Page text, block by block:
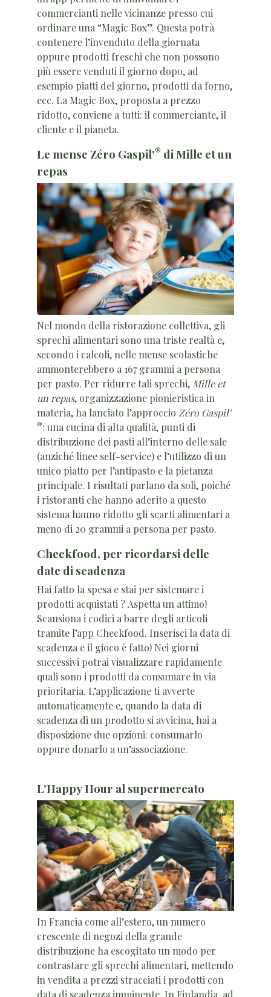
commercianti nelle vicinanze presso cui
ordinare una “Magic Box”. Questa potrà
contenere l’invenduto della giornata
oppure prodotti freschi che non possono
più essere venduti il giorno dopo, ad
esempio piatti del giorno, prodotti da forno,
ecc. La Magic Box, proposta a prezzo
ridotto, conviene a tutti: il commerciante, il
cliente e il pianeta.
Le mense Zéro Gaspil'® di Mille et un
repas
Nel mondo della ristorazione collettiva, gli
sprechi alimentari sono una triste realtà e,
secondo i calcoli, nelle mense scolastiche
ammonterebbero a 167 grammi a persona
per pasto. Per ridurre tali sprechi, Mille et
un repas, organizzazione pionieristica in
materia, ha lanciato l’approccio Zéro Gaspil’
®: una cucina di alta qualità, punti di
distribuzione dei pasti all’interno delle sale
(anziché linee self-service) e l’utilizzo di un
unico piatto per l’antipasto e la pietanza
principale. I risultati parlano da soli, poiché
i ristoranti che hanno aderito a questo
sistema hanno ridotto gli scarti alimentari a
meno di 20 grammi a persona per pasto.
Checkfood, per ricordarsi delle
date di scadenza
Hai fatto la spesa e stai per sistemare i
prodotti acquistati ? Aspetta un attimo!
Scansiona i codici a barre degli articoli
tramite l’app Checkfood. Inserisci la data di
scadenza e il gioco è fatto! Nei giorni
successivi potrai visualizzare rapidamente
quali sono i prodotti da consumare in via
prioritaria. L’applicazione ti avverte
automaticamente e, quando la data di
scadenza di un prodotto si avvicina, hai a
disposizione due opzioni: consumarlo
oppure donarlo a un’associazione.
L'Happy Hour al supermercato
In Francia come all’estero, un numero
crescente di negozi della grande
distribuzione ha escogitato un modo per
contrastare gli sprechi alimentari, mettendo
in vendita a prezzi stracciati i prodotti con